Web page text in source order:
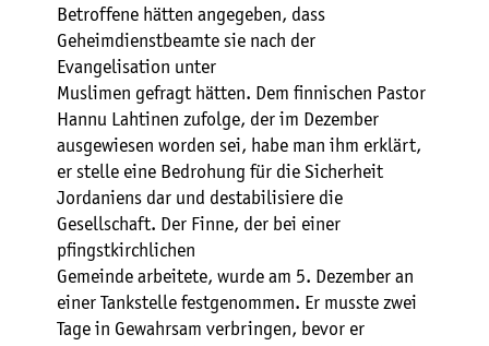
Betroffene hätten angegeben, dass
Geheimdienstbeamte sie nach der
Evangelisation unter
Muslimen gefragt hätten. Dem finnischen Pastor
Hannu Lahtinen zufolge, der im Dezember
ausgewiesen worden sei, habe man ihm erklärt,
er stelle eine Bedrohung für die Sicherheit
Jordaniens dar und destabilisiere die
Gesellschaft. Der Finne, der bei einer
pfingstkirchlichen
Gemeinde arbeitete, wurde am 5. Dezember an
einer Tankstelle festgenommen. Er musste zwei
Tage in Gewahrsam verbringen, bevor er